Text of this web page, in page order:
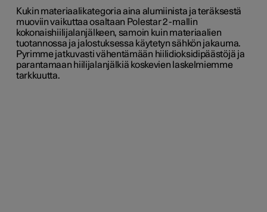
Kukin materiaalikategoria aina alumiinista ja teräksestä
muoviin vaikuttaa osaltaan Polestar 2 -mallin
kokonaishiilijalanjälkeen, samoin kuin materiaalien
tuotannossa ja jalostuksessa käytetyn sähkön jakauma.
Pyrimme jatkuvasti vähentämään hiilidioksidipäästöjä ja
parantamaan hiilijalanjälkiä koskevien laskelmiemme
tarkkuutta.